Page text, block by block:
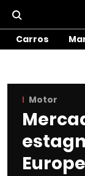
Carros
Motor